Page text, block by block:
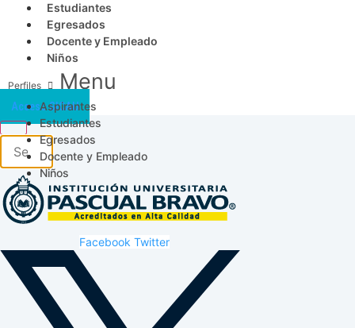
Estudiantes
Egresados
Docente y Empleado
Niños
Menu
Aspirantes
Estudiantes
Egresados
Docente y Empleado
Niños
Acceso SICAU
Facebook Twitter